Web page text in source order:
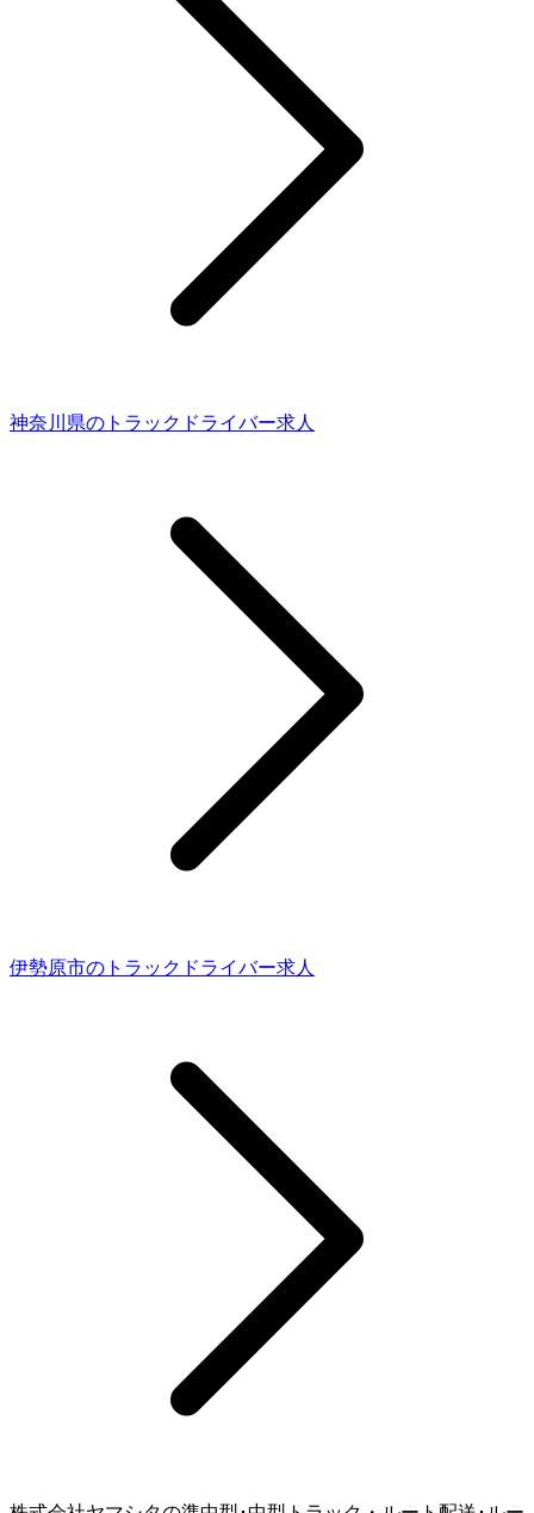
神奈川県のトラックドライバー求人
伊勢原市のトラックドライバー求人